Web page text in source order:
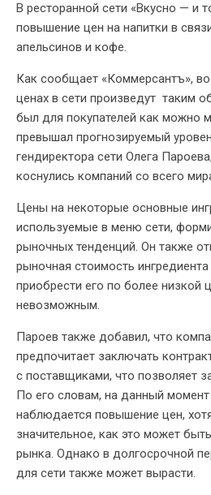
В ресторанной сети «Вкусно — и
повышение цен на напитки в
апельсинов и кофе.
Как сообщает «Коммерсантъ»,
ценах в сети произведут таким
был для покупателей как можно
превышал прогнозируемый
гендиректора сети Олега
коснулись компаний со всего
Цены на некоторые основные
используемые в меню сети,
рыночных тенденций. Он также
рыночная стоимость
приобрести его по более низкой
невозможным.
Пароев также добавил, что
предпочитает заключать
с поставщиками, что позволяет
По его словам, на данный
наблюдается повышение цен,
значительное, как это может
рынка. Однако в долгосрочной
для сети также может вырасти.